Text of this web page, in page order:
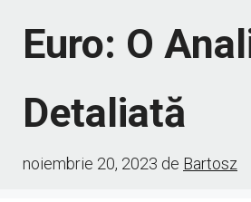
Euro: O
Detaliată
noiembrie 20, 2023 de Bartosz